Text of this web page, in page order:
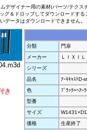
デザイナー用の素材(パーツ/テクス
グ＆ドロップしてダウンロードす
データはダウンロードできません。
き
分類
門扉
メーカー
ＬＩＸＩＬ
シリーズ
品名
ｱｰｷｷｬｽﾄD-
色
ﾌﾞﾗｯｸ+ﾍｱｰ
型番
サイズ
価格
生産終了